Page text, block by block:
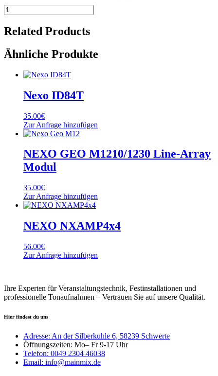
RCF
8004-
AS
Menge
Related Products
Ähnliche Produkte
Nexo ID84T
35.00€
Zur Anfrage hinzufügen
NEXO GEO M1210/1230 Line-Array
Modul
35.00€
Zur Anfrage hinzufügen
NEXO NXAMP4x4
56.00€
Zur Anfrage hinzufügen
Ihre Experten für Veranstaltungstechnik, Festinstallationen und
professionelle Tonaufnahmen – Vertrauen Sie auf unsere Qualität.
Hier findest du uns
Adresse: An der Silberkuhle 6, 58239 Schwerte
Öffnungszeiten: Mo– Fr 9-17 Uhr
Telefon: 0049 2304 46038
Email: info@mainmix.de